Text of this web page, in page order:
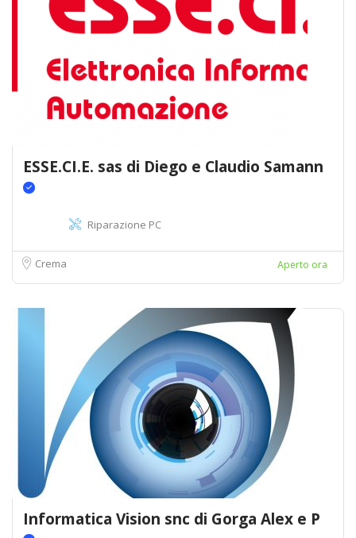
ESSE.CI.E. sas di Diego e Claudio Samann
Riparazione PC
Crema Aperto ora
Informatica Vision snc di Gorga Alex e P